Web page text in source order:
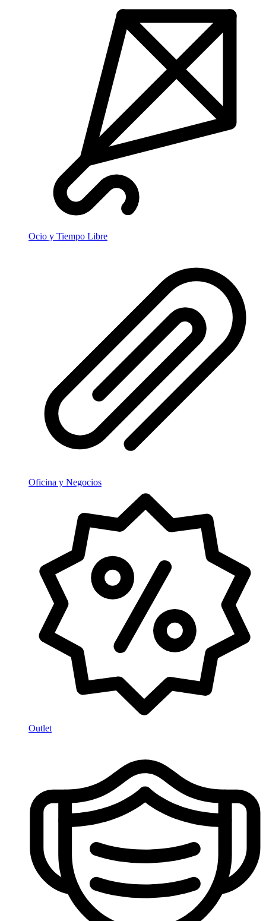
Ocio y Tiempo Libre
Oficina y Negocios
Outlet